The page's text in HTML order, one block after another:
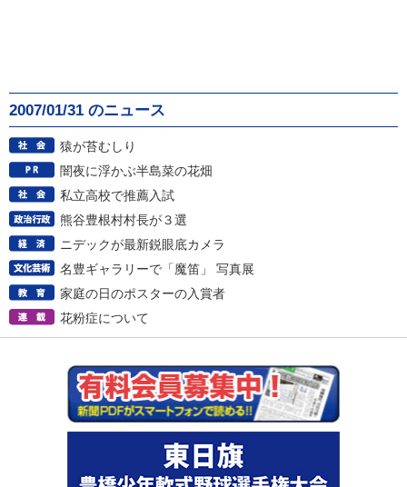
2007/01/31 のニュース
猿が苔むしり
闇夜に浮かぶ半島菜の花畑
私立高校で推薦入試
熊谷豊根村村長が３選
ニデックが最新鋭眼底カメラ
名豊ギャラリーで「魔笛」 写真展
家庭の日のポスターの入賞者
花粉症について